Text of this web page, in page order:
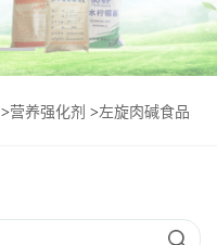
>营养强化剂 >左旋肉碱食品